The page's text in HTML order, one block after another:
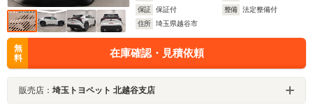
保証
保証付 整備
法定整備付
住所
埼玉県越谷市
無
料
在庫確認・見積依頼
販売店： 埼玉トヨペット 北越谷支店